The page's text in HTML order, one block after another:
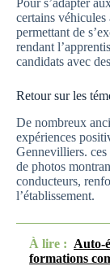
certains véhicules
permettant de
rendant
candidats avec
Retour sur les
De nombreux
expériences
Gennevilliers. ces
de photos
conducteurs,
l’établissement.
À lire : Auto-
formations